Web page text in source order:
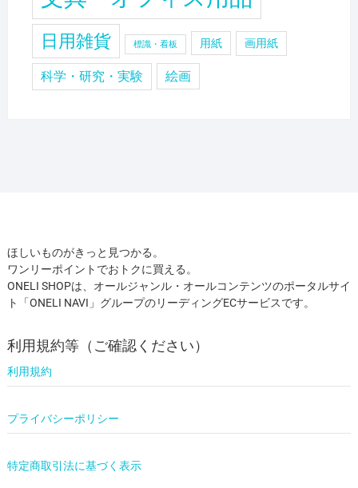
日用雑貨 標識・看板 用紙 画用紙
科学・研究・実験 絵画
ほしいものがきっと見つかる。
ワンリーポイントでおトクに買える。
ONELI SHOPは、オールジャンル・オールコンテンツのポータルサイ
ト「ONELI NAVI」グループのリーディングECサービスです。
利用規約等（ご確認ください）
利用規約
プライバシーポリシー
特定商取引法に基づく表示